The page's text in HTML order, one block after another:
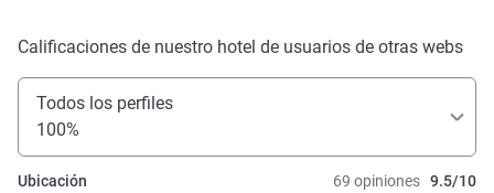
Calificaciones de nuestro hotel de usuarios de otras webs
Todos los perfiles
100%
69 opiniones 9.5/10
Ubicación